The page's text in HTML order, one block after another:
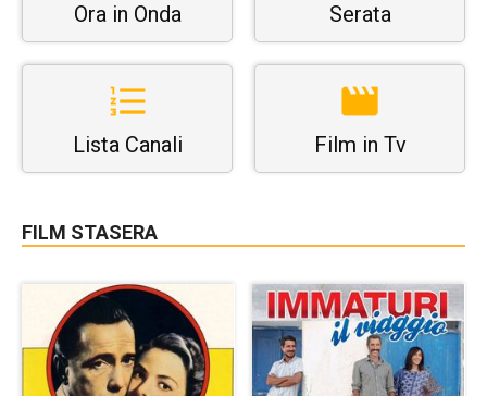
Ora in Onda Serata
Lista Canali Film in Tv
FILM STASERA